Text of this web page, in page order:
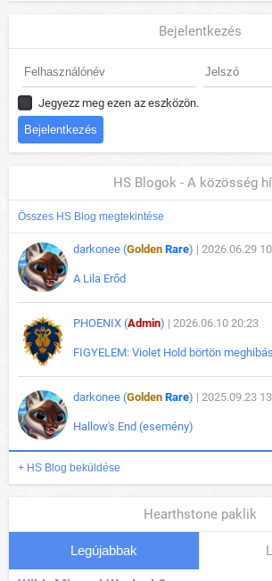
Bejelentkezés
Jegyezz meg ezen az eszközön.
HS Blogok - A közösség
Összes HS Blog megtekintése
darkonee (Golden Rare) | 2026.06.29
A Lila Erőd
PHOENIX (Admin) | 2026.06.10 20:23
FIGYELEM: Violet Hold börtön
darkonee (Golden Rare) | 2025.09.23
Hallow's End (esemény)
+ HS Blog beküldése
Hearthstone paklik
Legújabbak